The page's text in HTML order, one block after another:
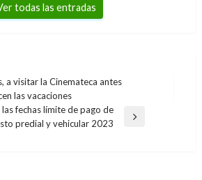
todas las entradas
a visitar la Cinemateca antes
las vacaciones
las fechas límite de pago de
predial y vehicular 2023